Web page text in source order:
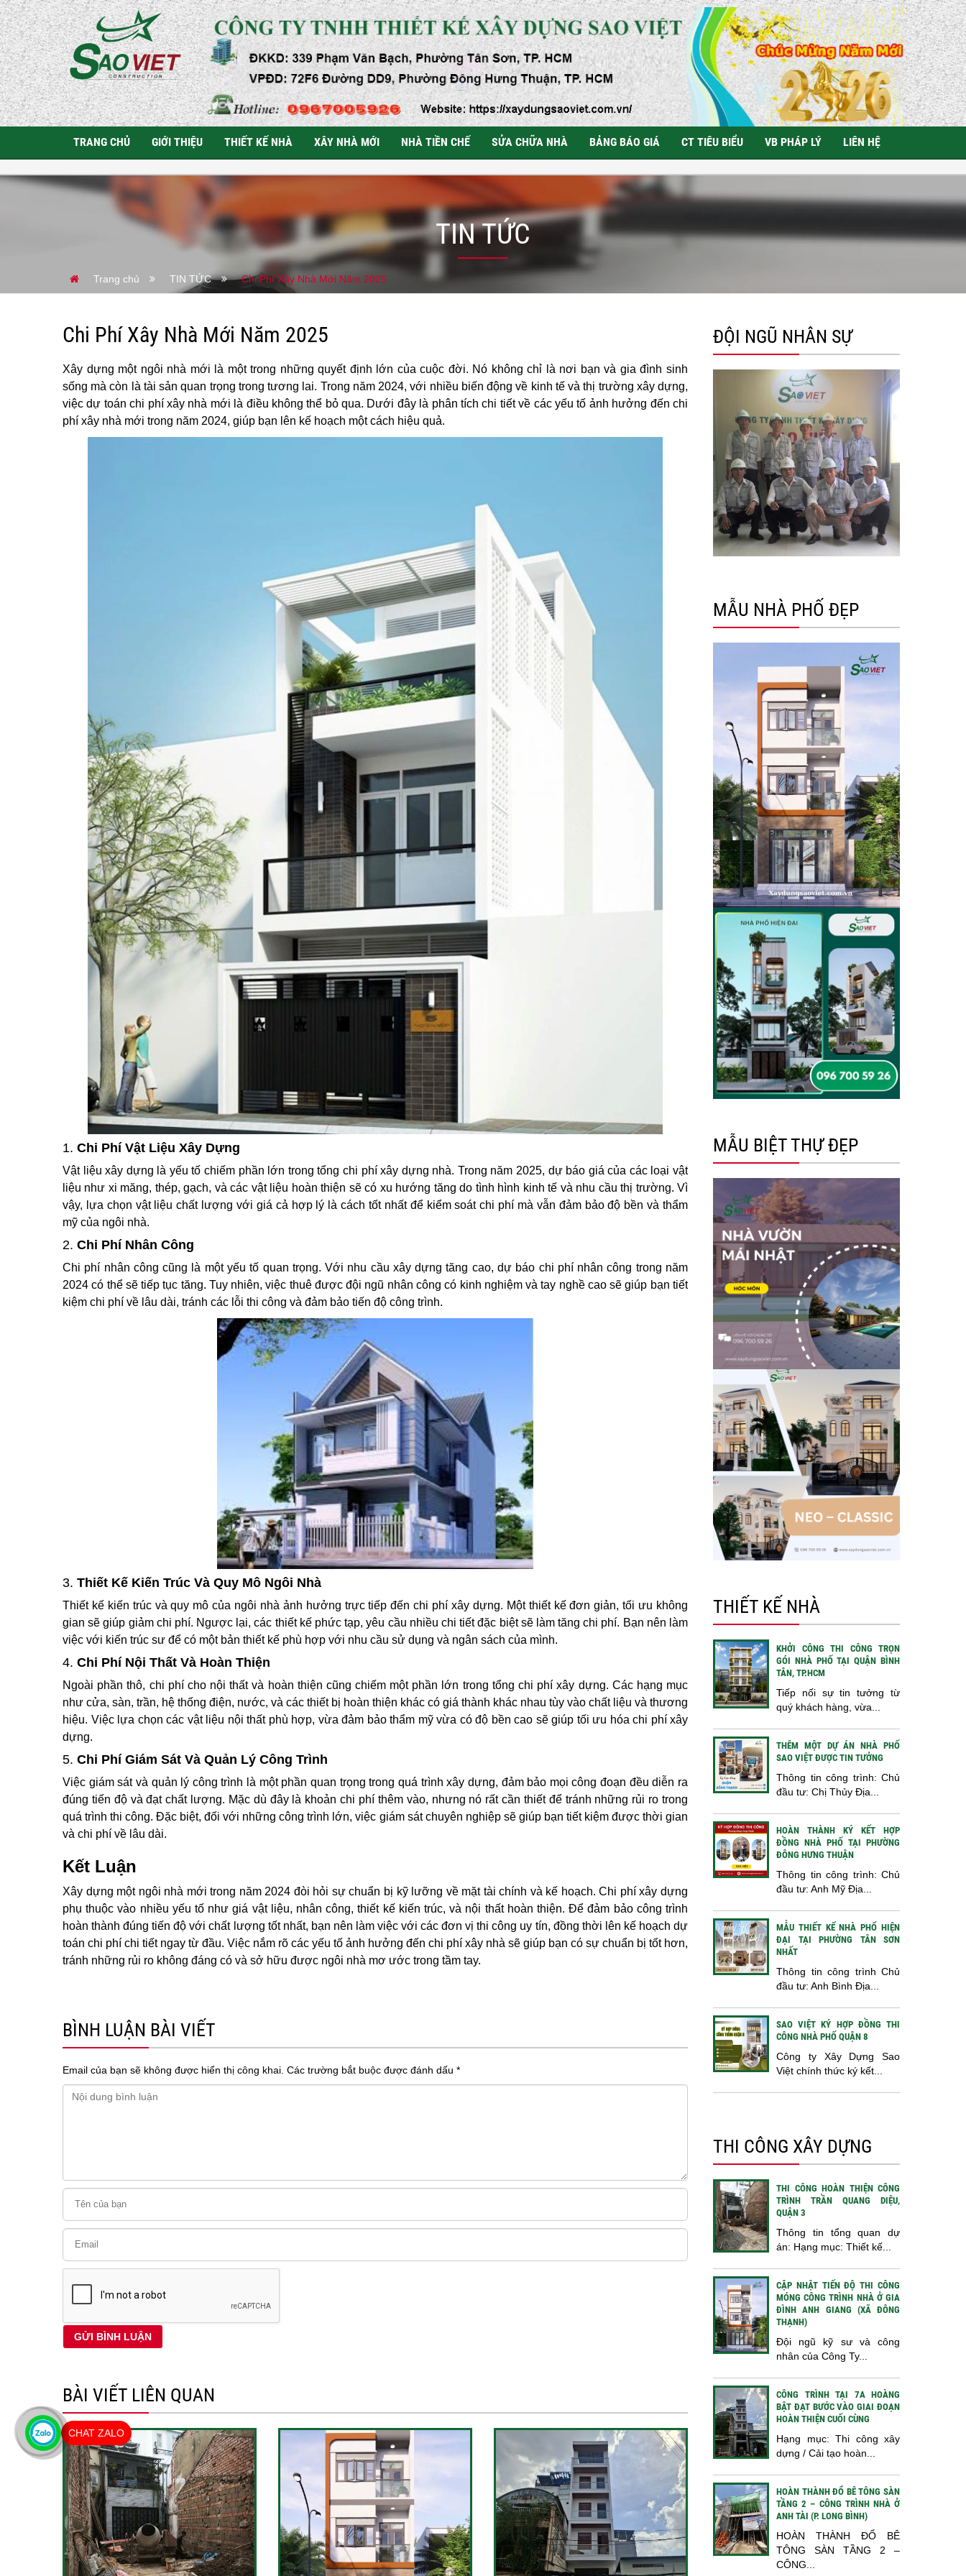
TRANG CHỦ GIỚI THIỆU THIẾT KẾ NHÀ XÂY NHÀ MỚI NHÀ TIỀN CHẾ SỬA CHỮA NHÀ BẢNG BÁO GIÁ CT TIÊU BIỂU VB PHÁP LÝ LIÊN HỆ
TIN TỨC
Trang chủ TIN TỨC Chi Phí Xây Nhà Mới Năm 2025
Chi Phí Xây Nhà Mới Năm 2025
Xây dựng một ngôi nhà mới là một trong những quyết định lớn của cuộc đời. Nó không chỉ là nơi bạn và gia đình sinh
sống mà còn là tài sản quan trọng trong tương lai. Trong năm 2024, với nhiều biến động về kinh tế và thị trường xây dựng,
việc dự toán chi phí xây nhà mới là điều không thể bỏ qua. Dưới đây là phân tích chi tiết về các yếu tố ảnh hưởng đến chi
phí xây nhà mới trong năm 2024, giúp bạn lên kế hoạch một cách hiệu quả.
1. Chi Phí Vật Liệu Xây Dựng
Vật liệu xây dựng là yếu tố chiếm phần lớn trong tổng chi phí xây dựng nhà. Trong năm 2025, dự báo giá của các loại vật
liệu như xi măng, thép, gạch, và các vật liệu hoàn thiện sẽ có xu hướng tăng do tình hình kinh tế và nhu cầu thị trường. Vì
vậy, lựa chọn vật liệu chất lượng với giá cả hợp lý là cách tốt nhất để kiểm soát chi phí mà vẫn đảm bảo độ bền và thẩm
mỹ của ngôi nhà.
2. Chi Phí Nhân Công
Chi phí nhân công cũng là một yếu tố quan trọng. Với nhu cầu xây dựng tăng cao, dự báo chi phí nhân công trong năm
2024 có thể sẽ tiếp tục tăng. Tuy nhiên, việc thuê được đội ngũ nhân công có kinh nghiệm và tay nghề cao sẽ giúp bạn tiết
kiệm chi phí về lâu dài, tránh các lỗi thi công và đảm bảo tiến độ công trình.
3. Thiết Kế Kiến Trúc Và Quy Mô Ngôi Nhà
Thiết kế kiến trúc và quy mô của ngôi nhà ảnh hưởng trực tiếp đến chi phí xây dựng. Một thiết kế đơn giản, tối ưu không
gian sẽ giúp giảm chi phí. Ngược lại, các thiết kế phức tạp, yêu cầu nhiều chi tiết đặc biệt sẽ làm tăng chi phí. Bạn nên làm
việc với kiến trúc sư để có một bản thiết kế phù hợp với nhu cầu sử dụng và ngân sách của mình.
4. Chi Phí Nội Thất Và Hoàn Thiện
Ngoài phần thô, chi phí cho nội thất và hoàn thiện cũng chiếm một phần lớn trong tổng chi phí xây dựng. Các hạng mục
như cửa, sàn, trần, hệ thống điện, nước, và các thiết bị hoàn thiện khác có giá thành khác nhau tùy vào chất liệu và thương
hiệu. Việc lựa chọn các vật liệu nội thất phù hợp, vừa đảm bảo thẩm mỹ vừa có độ bền cao sẽ giúp tối ưu hóa chi phí xây
dựng.
5. Chi Phí Giám Sát Và Quản Lý Công Trình
Việc giám sát và quản lý công trình là một phần quan trọng trong quá trình xây dựng, đảm bảo mọi công đoạn đều diễn ra
đúng tiến độ và đạt chất lượng. Mặc dù đây là khoản chi phí thêm vào, nhưng nó rất cần thiết để tránh những rủi ro trong
quá trình thi công. Đặc biệt, đối với những công trình lớn, việc giám sát chuyên nghiệp sẽ giúp bạn tiết kiệm được thời gian
và chi phí về lâu dài.
Kết Luận
Xây dựng một ngôi nhà mới trong năm 2024 đòi hỏi sự chuẩn bị kỹ lưỡng về mặt tài chính và kế hoạch. Chi phí xây dựng
phụ thuộc vào nhiều yếu tố như giá vật liệu, nhân công, thiết kế kiến trúc, và nội thất hoàn thiện. Để đảm bảo công trình
hoàn thành đúng tiến độ với chất lượng tốt nhất, bạn nên làm việc với các đơn vị thi công uy tín, đồng thời lên kế hoạch dự
toán chi phí chi tiết ngay từ đầu. Việc nắm rõ các yếu tố ảnh hưởng đến chi phí xây nhà sẽ giúp bạn có sự chuẩn bị tốt hơn,
tránh những rủi ro không đáng có và sở hữu được ngôi nhà mơ ước trong tầm tay.
BÌNH LUẬN BÀI VIẾT
Email của bạn sẽ không được hiển thị công khai. Các trường bắt buộc được đánh dấu *
BÀI VIẾT LIÊN QUAN
ĐỘI NGŨ NHÂN SỰ
MẪU NHÀ PHỐ ĐẸP
MẪU BIỆT THỰ ĐẸP
THIẾT KẾ NHÀ
KHỞI CÔNG THI CÔNG TRỌN
GÓI NHÀ PHỐ TẠI QUẬN BÌNH
TÂN, TP.HCM
Tiếp nối sự tin tưởng từ
quý khách hàng, vừa...
THÊM MỘT DỰ ÁN NHÀ PHỐ
SAO VIỆT ĐƯỢC TIN TƯỞNG
Thông tin công trình: Chủ
đầu tư: Chị Thủy Địa...
HOÀN THÀNH KÝ KẾT HỢP
ĐỒNG NHÀ PHỐ TẠI PHƯỜNG
ĐÔNG HƯNG THUẬN
Thông tin công trình: Chủ
đầu tư: Anh Mỹ Địa...
MẪU THIẾT KẾ NHÀ PHỐ HIỆN
ĐẠI TẠI PHƯỜNG TÂN SƠN
NHẤT
Thông tin công trình Chủ
đầu tư: Anh Bình Địa...
SAO VIỆT KÝ HỢP ĐỒNG THI
CÔNG NHÀ PHỐ QUẬN 8
Công ty Xây Dựng Sao
Việt chính thức ký kết...
THI CÔNG XÂY DỰNG
THI CÔNG HOÀN THIỆN CÔNG
TRÌNH TRẦN QUANG DIỆU,
QUẬN 3
Thông tin tổng quan dự
án: Hạng mục: Thiết kế...
CẬP NHẬT TIẾN ĐỘ THI CÔNG
MÓNG CÔNG TRÌNH NHÀ Ở GIA
ĐÌNH ANH GIANG (XÃ ĐÔNG
THẠNH)
Đội ngũ kỹ sư và công
nhân của Công Ty...
CÔNG TRÌNH TẠI 7A HOÀNG
BẬT ĐẠT BƯỚC VÀO GIAI ĐOẠN
HOÀN THIỆN CUỐI CÙNG
Hạng mục: Thi công xây
dựng / Cải tạo hoàn...
HOÀN THÀNH ĐỔ BÊ TÔNG SÀN
TẦNG 2 – CÔNG TRÌNH NHÀ Ở
ANH TÀI (P. LONG BÌNH)
HOÀN THÀNH ĐỔ BÊ
TÔNG SÀN TẦNG 2 –
CÔNG...
CHAT ZALO